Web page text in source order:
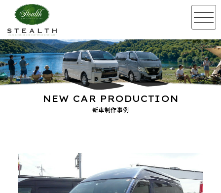
新車制作事例
NEW CAR PRODUCTION